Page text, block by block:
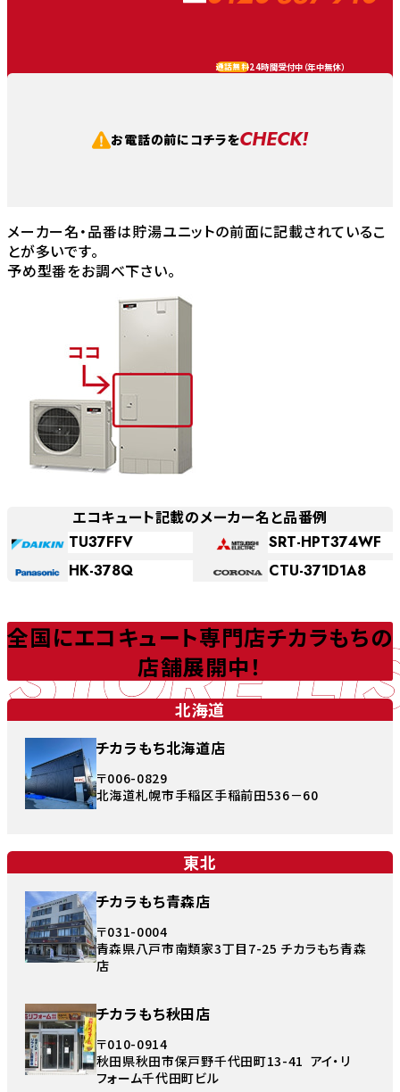
通話無料24時間受付中（年中無休）
お電話の前にコチラをCHECK!
メーカー名・品番は貯湯ユニットの前面に記載されているこ
とが多いです。
予め型番をお調べ下さい。
エコキュート記載のメーカー名と品番例
TU37FFV
SRT-HPT374WF
HK-378Q
CTU-371D1A8
STORE
全国にエコキュート専門店チカラもちの
店舗展開中！
北海道
チカラもち北海道店
〒006-0829
北海道札幌市手稲区手稲前田536－60
東北
チカラもち青森店
〒031-0004
青森県八戸市南類家3丁目7-25 チカラもち青森
店
チカラもち秋田店
〒010-0914
秋田県秋田市保戸野千代田町13-41 アイ・リ
フォーム千代田町ビル